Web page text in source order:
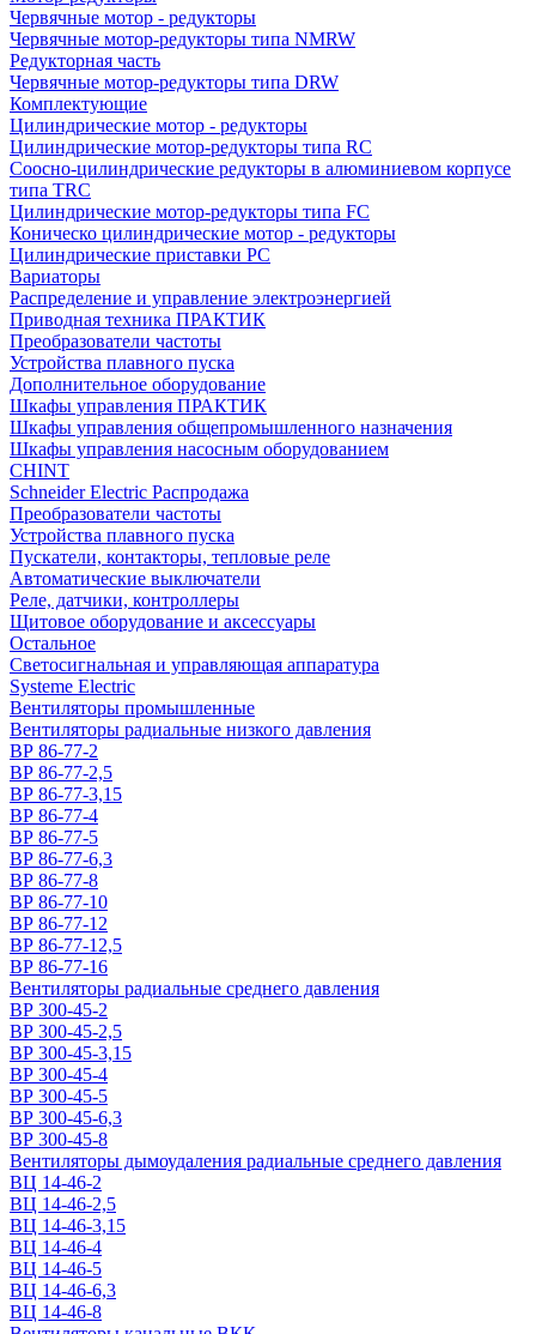
Червячные мотор - редукторы
Червячные мотор-редукторы типа NMRW
Редукторная часть
Червячные мотор-редукторы типа DRW
Комплектующие
Цилиндрические мотор - редукторы
Цилиндрические мотор-редукторы типа RC
Соосно-цилиндрические редукторы в алюминиевом корпусе
типа TRC
Цилиндрические мотор-редукторы типа FC
Коническо цилиндрические мотор - редукторы
Цилиндрические приставки PC
Вариаторы
Распределение и управление электроэнергией
Приводная техника ПРАКТИК
Преобразователи частоты
Устройства плавного пуска
Дополнительное оборудование
Шкафы управления ПРАКТИК
Шкафы управления общепромышленного назначения
Шкафы управления насосным оборудованием
CHINT
Schneider Electric Распродажа
Преобразователи частоты
Устройства плавного пуска
Пускатели, контакторы, тепловые реле
Автоматические выключатели
Реле, датчики, контроллеры
Щитовое оборудование и аксессуары
Остальное
Светосигнальная и управляющая аппаратура
Systeme Electric
Вентиляторы промышленные
Вентиляторы радиальные низкого давления
ВР 86-77-2
ВР 86-77-2,5
ВР 86-77-3,15
ВР 86-77-4
ВР 86-77-5
ВР 86-77-6,3
ВР 86-77-8
ВР 86-77-10
ВР 86-77-12
ВР 86-77-12,5
ВР 86-77-16
Вентиляторы радиальные среднего давления
ВР 300-45-2
ВР 300-45-2,5
ВР 300-45-3,15
ВР 300-45-4
ВР 300-45-5
ВР 300-45-6,3
ВР 300-45-8
Вентиляторы дымоудаления радиальные среднего давления
ВЦ 14-46-2
ВЦ 14-46-2,5
ВЦ 14-46-3,15
ВЦ 14-46-4
ВЦ 14-46-5
ВЦ 14-46-6,3
ВЦ 14-46-8